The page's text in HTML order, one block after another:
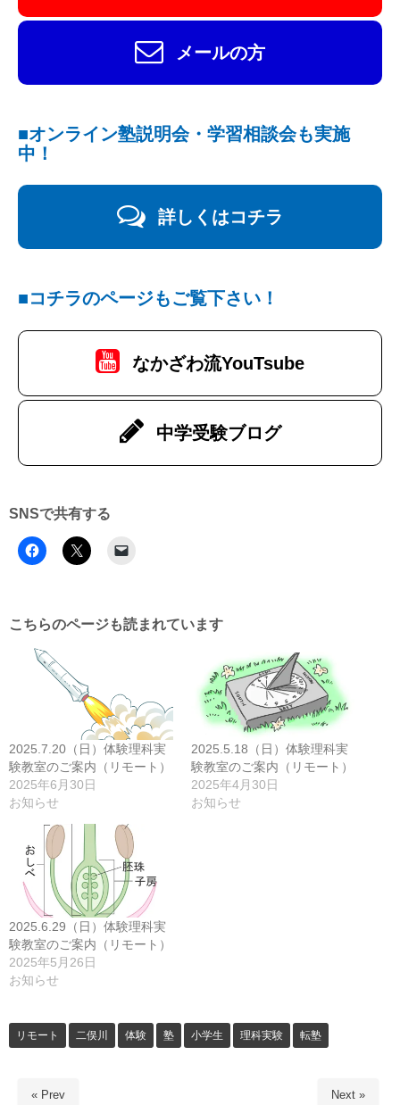
メールの方
■オンライン塾説明会・学習相談会も実施
中！
詳しくはコチラ
■コチラのページもご覧下さい！
なかざわ流YouTsube
中学受験ブログ
SNSで共有する
こちらのページも読まれています
2025.7.20（日）体験理科実
験教室のご案内（リモート）
2025年6月30日
お知らせ
2025.5.18（日）体験理科実
験教室のご案内（リモート）
2025年4月30日
お知らせ
2025.6.29（日）体験理科実
験教室のご案内（リモート）
2025年5月26日
お知らせ
リモート 二俣川 体験 塾 小学生 理科実験 転塾
« Prev Next »